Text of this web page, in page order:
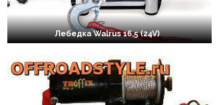
Лебедка Walrus 16,5 (24V)